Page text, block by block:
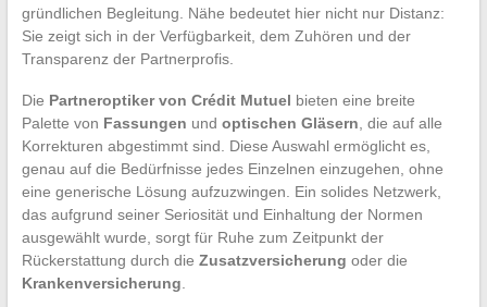
gründlichen Begleitung. Nähe bedeutet hier nicht nur Distanz:
Sie zeigt sich in der Verfügbarkeit, dem Zuhören und der
Transparenz der Partnerprofis.
Die Partneroptiker von Crédit Mutuel bieten eine breite
Palette von Fassungen und optischen Gläsern , die auf alle
Korrekturen abgestimmt sind. Diese Auswahl ermöglicht es,
genau auf die Bedürfnisse jedes Einzelnen einzugehen, ohne
eine generische Lösung aufzuzwingen. Ein solides Netzwerk,
das aufgrund seiner Seriosität und Einhaltung der Normen
ausgewählt wurde, sorgt für Ruhe zum Zeitpunkt der
Rückerstattung durch die Zusatzversicherung oder die
Krankenversicherung